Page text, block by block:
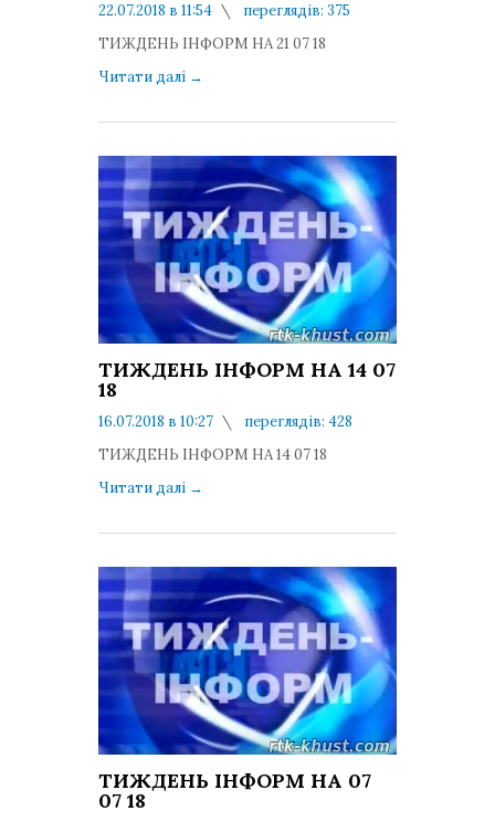
22.07.2018 в 11:54
переглядів: 375
ТИЖДЕНЬ ІНФОРМ НА 21 07 18
Читати далі →
ТИЖДЕНЬ ІНФОРМ НА 14 07
18
16.07.2018 в 10:27
переглядів: 428
ТИЖДЕНЬ ІНФОРМ НА 14 07 18
Читати далі →
ТИЖДЕНЬ ІНФОРМ НА 07
07 18